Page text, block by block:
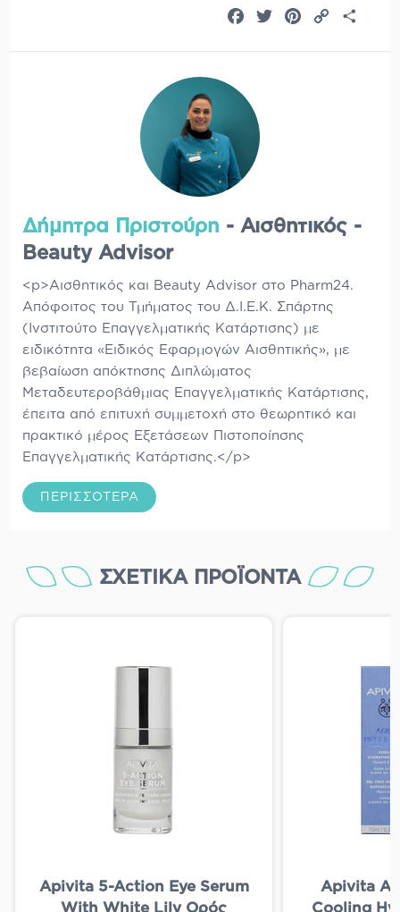
Facebook
TwitterPinterest
Copy
Δήμητρα Πριστούρη - Αισθητικός -
Beauty Advisor
<p>Αισθητικός και Beauty Advisor στο Pharm24.
Απόφοιτος του Τμήματος του Δ.Ι.Ε.Κ. Σπάρτης
(Ινστιτούτο Επαγγελματικής Κατάρτισης) με
ειδικότητα «Ειδικός Εφαρμογών Αισθητικής», με
βεβαίωση απόκτησης Διπλώματος
Μεταδευτεροβάθμιας Επαγγελματικής Κατάρτισης,
έπειτα από επιτυχή συμμετοχή στο θεωρητικό και
πρακτικό μέρος Εξετάσεων Πιστοποίησης
Επαγγελματικής Κατάρτισης.</p>
ΠΕΡΙΣΣΌΤΕΡΑ
ΣΧΕΤΙΚΆ ΠΡΟΪΌΝΤΑ
Apivita 5-Action Eye Serum
With White Lily Ορός
Apivita
Cooling